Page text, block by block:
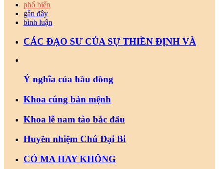
phổ biến
gần đây
bình luận
CÁC ĐẠO SƯ CỦA SỰ THIỀN ĐỊNH VÀ
Ý nghĩa của hầu đồng
Khoa cúng bản mệnh
Khoa lễ nam tào bắc đẩu
Huyền nhiệm Chú Đại Bi
CÓ MA HAY KHÔNG